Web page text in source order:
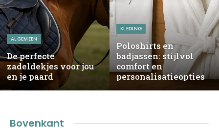
ALGEMEEN
De perfecte
zadeldekjes voor jou
en je paard
KLEDING
Poloshirts en
badjassen: stijlvol
comfort en
personalisatieopties
Bovenkant